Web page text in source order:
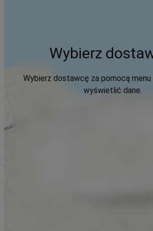
Wybierz
Wybierz dostawcę za pomocą menu
wyświetlić dane.